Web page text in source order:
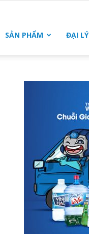
SẢN PHẨM ĐẠI LÝ